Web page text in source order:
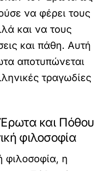
να φέρει τους
και να τους
και πάθη. Αυτή
αποτυπώνεται
τραγωδίες
και Πόθου
φιλοσοφία
φιλοσοφία, η